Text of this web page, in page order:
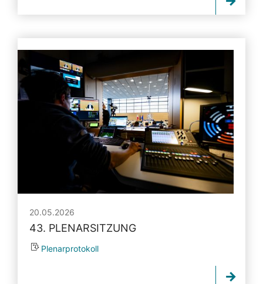
20.05.2026
43. PLENARSITZUNG
Plenarprotokoll